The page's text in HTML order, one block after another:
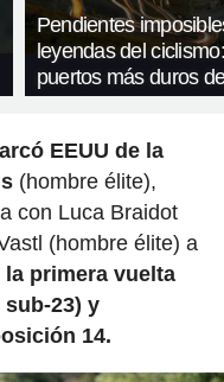
Pendientes
leyendas del
puertos más duros
EEUU de la
(hombre élite),
con Luca Braidot
(hombre élite) a
la primera vuelta
23) y
14.